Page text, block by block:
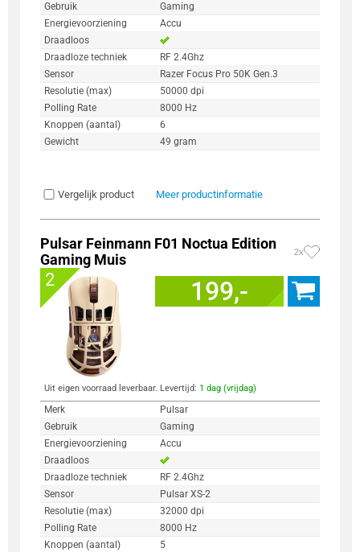
Gebruik
Gaming
Energievoorziening
Accu
Draadloos
Draadloze techniek
RF 2.4Ghz
Sensor
Razer Focus Pro 50K Gen.3
Resolutie (max)
50000 dpi
Polling Rate
8000 Hz
Knoppen (aantal)
6
Gewicht
49 gram
Vergelijk product Meer productinformatie
Pulsar Feinmann F01 Noctua Edition
Gaming Muis
2x
2 199,-
Uit eigen voorraad leverbaar. Levertijd: 1 dag (vrijdag)
Merk
Pulsar
Gebruik
Gaming
Energievoorziening
Accu
Draadloos
Draadloze techniek
RF 2.4Ghz
Sensor
Pulsar XS-2
Resolutie (max)
32000 dpi
Polling Rate
8000 Hz
Knoppen (aantal)
5